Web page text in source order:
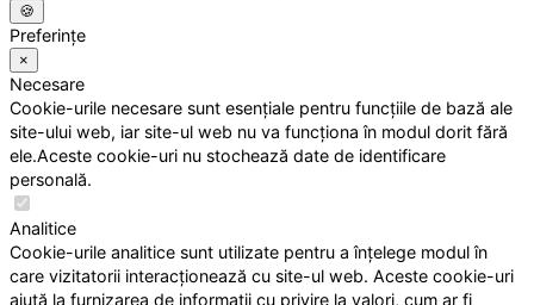
🍪
Preferințe
×
Necesare
Cookie-urile necesare sunt esențiale pentru funcțiile de bază ale
site-ului web, iar site-ul web nu va funcționa în modul dorit fără
ele.Aceste cookie-uri nu stochează date de identificare
personală.
Analitice
Cookie-urile analitice sunt utilizate pentru a înțelege modul în
care vizitatorii interacționează cu site-ul web. Aceste cookie-uri
ajută la furnizarea de informații cu privire la valori, cum ar fi